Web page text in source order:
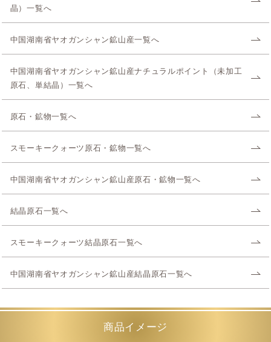
晶）一覧へ
中国湖南省ヤオガンシャン鉱山産一覧へ
中国湖南省ヤオガンシャン鉱山産ナチュラルポイント（未加工
原石、単結晶）一覧へ
原石・鉱物一覧へ
スモーキークォーツ原石・鉱物一覧へ
中国湖南省ヤオガンシャン鉱山産原石・鉱物一覧へ
結晶原石一覧へ
スモーキークォーツ結晶原石一覧へ
中国湖南省ヤオガンシャン鉱山産結晶原石一覧へ
商品イメージ